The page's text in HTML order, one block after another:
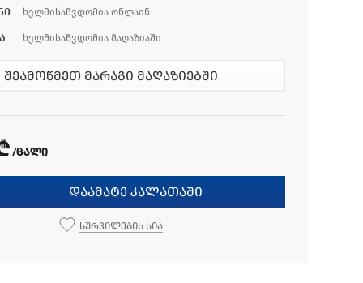
ხელმისაწვდომია ონლაინ
ხელმისაწვდომია მაღაზიაში
შეამოწმეთ მარაგი მაღაზიებში
/ცალი
დაამატე კალათაში
სურვილების სია